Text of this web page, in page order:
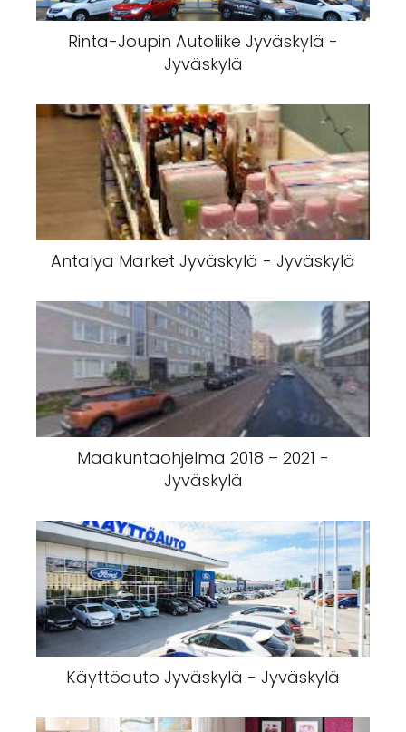
Rinta-Joupin Autoliike Jyväskylä -
Jyväskylä
Antalya Market Jyväskylä - Jyväskylä
Maakuntaohjelma 2018 – 2021 -
Jyväskylä
Käyttöauto Jyväskylä - Jyväskylä